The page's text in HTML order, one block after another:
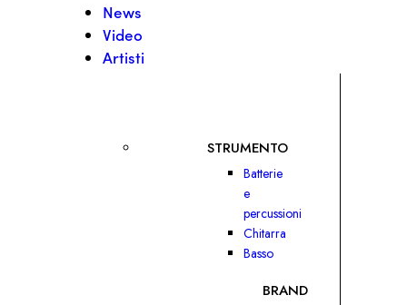
News
Video
Artisti
STRUMENTO
Batterie
e
percussioni
Chitarra
Basso
BRAND